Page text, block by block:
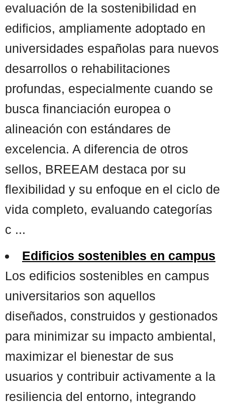
evaluación de la sostenibilidad en
edificios, ampliamente adoptado en
universidades españolas para nuevos
desarrollos o rehabilitaciones
profundas, especialmente cuando se
busca financiación europea o
alineación con estándares de
excelencia. A diferencia de otros
sellos, BREEAM destaca por su
flexibilidad y su enfoque en el ciclo de
vida completo, evaluando categorías
c ...
Edificios sostenibles en campus
Los edificios sostenibles en campus
universitarios son aquellos
diseñados, construidos y gestionados
para minimizar su impacto ambiental,
maximizar el bienestar de sus
usuarios y contribuir activamente a la
resiliencia del entorno, integrando